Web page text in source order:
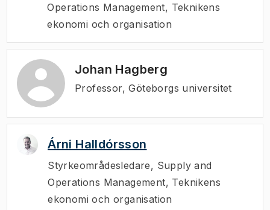
Operations Management, Teknikens
ekonomi och organisation
Johan Hagberg
Professor, Göteborgs universitet
Árni Halldórsson
Styrkeområdesledare, Supply and
Operations Management, Teknikens
ekonomi och organisation